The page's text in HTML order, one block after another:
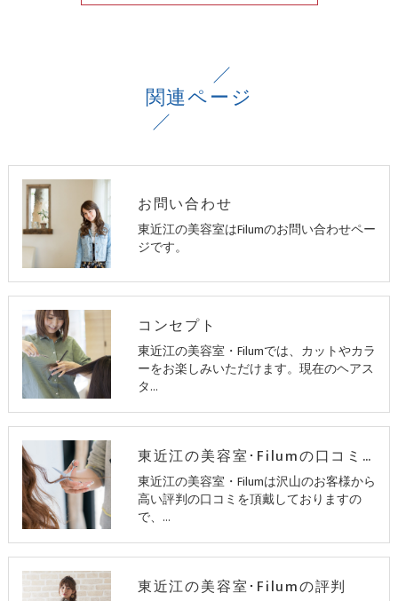
関連ページ
お問い合わせ
東近江の美容室はFilumのお問い合わせペー
ジです。
コンセプト
東近江の美容室・Filumでは、カットやカラ
ーをお楽しみいただけます。現在のヘアス
タ…
東近江の美容室･Filumの口コミ情報
東近江の美容室・Filumは沢山のお客様から
高い評判の口コミを頂戴しておりますの
で、…
東近江の美容室･Filumの評判